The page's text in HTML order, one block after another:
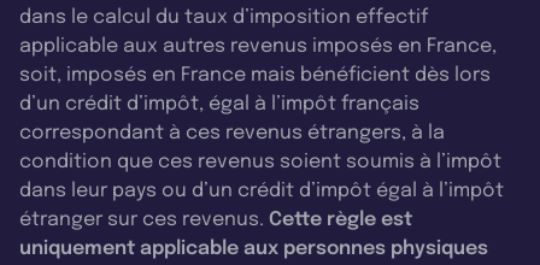
dans le calcul du taux d’imposition effectif
applicable aux autres revenus imposés en France,
soit, imposés en France mais bénéficient dès lors
d’un crédit d’impôt, égal à l’impôt français
correspondant à ces revenus étrangers, à la
condition que ces revenus soient soumis à l’impôt
dans leur pays ou d’un crédit d’impôt égal à l’impôt
étranger sur ces revenus. Cette règle est
uniquement applicable aux personnes physiques